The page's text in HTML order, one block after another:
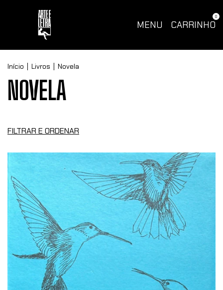
MENU CARRINHO
0
Início Livros Novela
NOVELA
FILTRAR E ORDENAR